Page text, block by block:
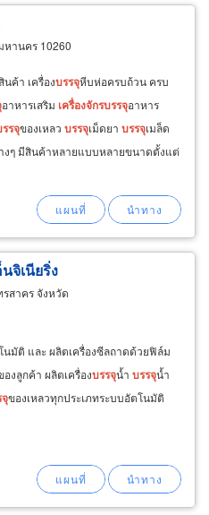
หานคร 10260
นค้า เครื่องบรรจุหีบห่อครบถ้วน ครบ
อาหารเสริม เครื่องจักรบรรจุอาหาร
รจุของเหลว บรรจุเม็ดยา บรรจุเมล็ด
ๆ มีสินค้าหลายแบบหลายขนาดตั้งแต่
จิเนียริ่ง
สาคร จังหวัด
มัติ และ ผลิตเครื่องซีลถาดด้วยฟิล์ม
งลูกค้า ผลิตเครื่องบรรจุน้ำ บรรจุน้ำ
ของเหลวทุกประเภทระบบอัตโนมัติ